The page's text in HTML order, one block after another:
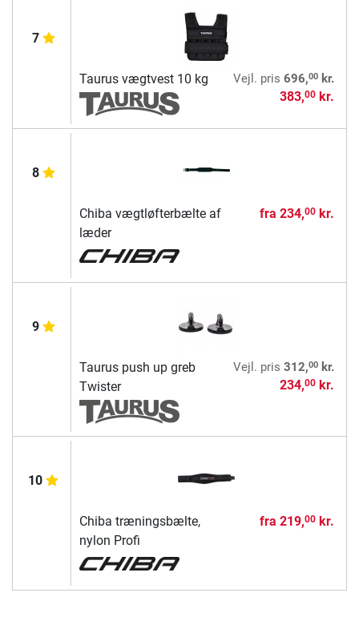
7
Taurus vægtvest 10 kg Vejl. pris 696,00kr.
383,00kr.
8
Chiba vægtløfterbælte af
læder
fra 234,00kr.
9
Taurus push up greb
Twister
Vejl. pris 312,00kr.
234,00kr.
10
Chiba træningsbælte,
nylon Profi
fra 219,00kr.